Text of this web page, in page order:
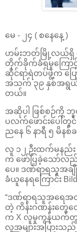
မေ - ၂၄ ( စနေနေ့ )
ဟမ်းဘတ်မြို့လယ်ရှိ ရ
တိုက်ခိုက်ခံရမှုကြောင့်
ဆိုင်ရာရဲတပ်ဖွဲ့က ပြော
အသက် ၃၉ နှစ်အရွယ်
တယ်။
အဆိုပါ ဖြစ်စဉ်ကို ဘူ
ပလက်ဖောင်းပေါ်တွ
ညနေ ၆ နာရီ ၅ မိနစ်
လူ ၁၂ ဦးထက်မနည်း
က ဖော်ပြခဲ့သော်လ
ပေ။ ဒဏ်ရာရသူအ
ခံယူနေရကြောင်း
“ဒဏ်ရာရသူအရေအ
တဲ့ ကိန်းဂဏန်းတွေတ
က X လူမှုကွန်ယက်တွင်
လူအများအပြားသ